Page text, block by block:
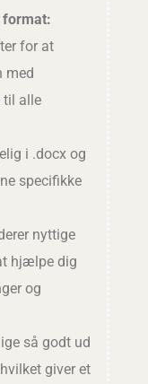
format:
for at
med
til alle
i .docx og
specifikke
nyttige
hjælpe dig
og
så godt ud
giver et